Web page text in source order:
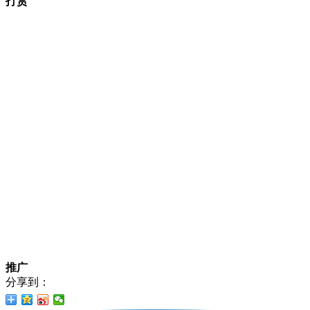
推广
分享到：